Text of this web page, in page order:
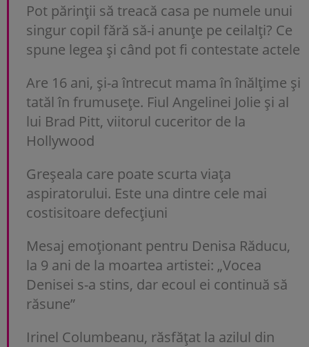
Pot părinții să treacă casa pe numele unui
singur copil fără să-i anunțe pe ceilalți? Ce
spune legea și când pot fi contestate actele
Are 16 ani, și-a întrecut mama în înălțime și
tatăl în frumusețe. Fiul Angelinei Jolie și al
lui Brad Pitt, viitorul cuceritor de la
Hollywood
Greșeala care poate scurta viața
aspiratorului. Este una dintre cele mai
costisitoare defecțiuni
Mesaj emoționant pentru Denisa Răducu,
la 9 ani de la moartea artistei: „Vocea
Denisei s-a stins, dar ecoul ei continuă să
răsune”
Irinel Columbeanu, răsfățat la azilul din